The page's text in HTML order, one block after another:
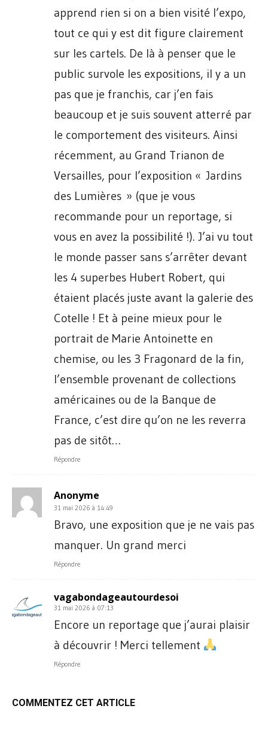
apprend rien si on a bien visité l’expo,
tout ce qui y est dit figure clairement
sur les cartels. De là à penser que le
public survole les expositions, il y a un
pas que je franchis, car j’en fais
beaucoup et je suis souvent atterré par
le comportement des visiteurs. Ainsi
récemment, au Grand Trianon de
Versailles, pour l’exposition « Jardins
des Lumières » (que je vous
recommande pour un reportage, si
vous en avez la possibilité !). J’ai vu tout
le monde passer sans s’arrêter devant
les 4 superbes Hubert Robert, qui
étaient placés juste avant la galerie des
Cotelle ! Et à peine mieux pour le
portrait de Marie Antoinette en
chemise, ou les 3 Fragonard de la fin,
l’ensemble provenant de collections
américaines ou de la Banque de
France, c’est dire qu’on ne les reverra
pas de sitôt…
Répondre
Anonyme
31 mai 2026 à 14:49
Bravo, une exposition que je ne vais pas
manquer. Un grand merci
Répondre
vagabondageautourdesoi
31 mai 2026 à 07:13
Encore un reportage que j’aurai plaisir
à découvrir ! Merci tellement
Répondre
COMMENTEZ CET ARTICLE